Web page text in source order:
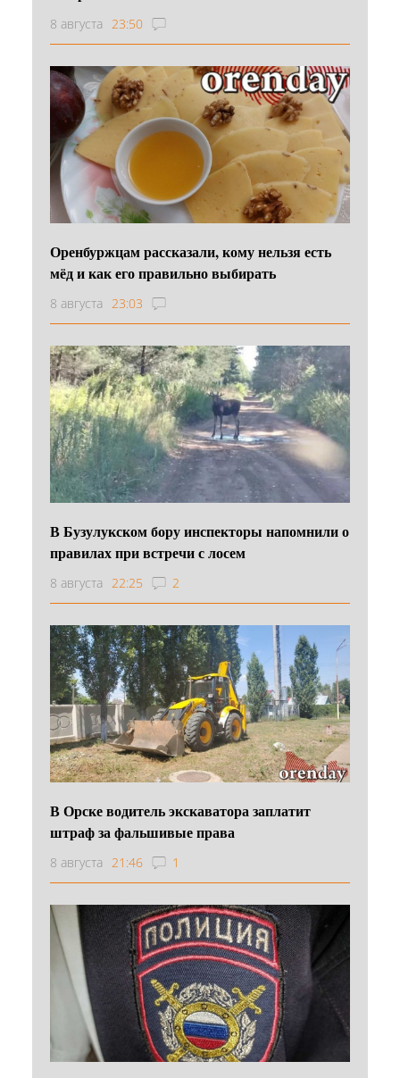
8 августа 23:50
Оренбуржцам рассказали, кому нельзя есть
мёд и как его правильно выбирать
8 августа 23:03
В Бузулукском бору инспекторы напомнили о
правилах при встречи с лосем
8 августа 22:25 2
В Орске водитель экскаватора заплатит
штраф за фальшивые права
8 августа 21:46 1